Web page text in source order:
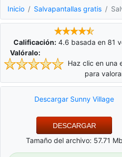
Inicio Salvapantallas gratis
Calificación: 4.6 basada en 81
Valóralo:
Haz clic en una
para
Descargar Sunny Village
DESCARGAR
Tamaño del archivo: 57.71 Mb